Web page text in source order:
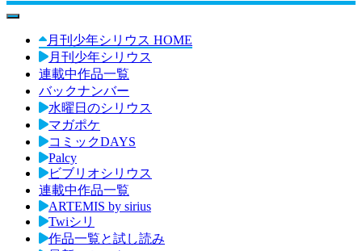
toggle navigation
月刊少年シリウス HOME
月刊少年シリウス
連載中作品一覧
バックナンバー
水曜日のシリウス
マガポケ
コミックDAYS
Palcy
ビブリオシリウス
連載中作品一覧
ARTEMIS by sirius
Twiシリ
作品一覧と試し読み